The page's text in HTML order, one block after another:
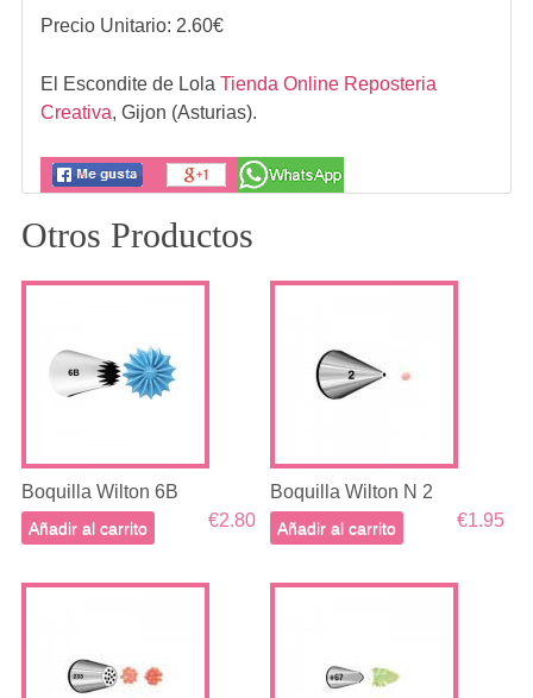
Precio Unitario: 2.60€
El Escondite de Lola Tienda Online Reposteria
Creativa, Gijon (Asturias).
Otros Productos
Boquilla Wilton 6B
€2.80
Añadir al carrito
Boquilla Wilton N 2
€1.95
Añadir al carrito